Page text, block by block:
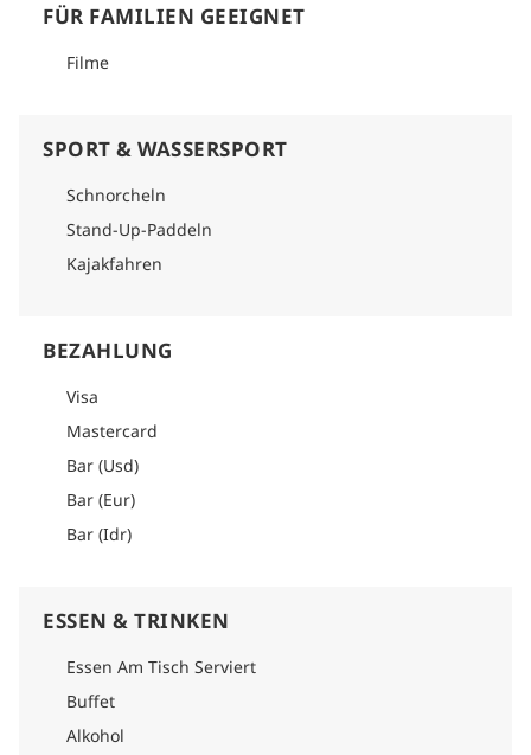
FÜR FAMILIEN GEEIGNET
Filme
SPORT & WASSERSPORT
Schnorcheln
Stand-Up-Paddeln
Kajakfahren
BEZAHLUNG
Visa
Mastercard
Bar (Usd)
Bar (Eur)
Bar (Idr)
ESSEN & TRINKEN
Essen Am Tisch Serviert
Buffet
Alkohol